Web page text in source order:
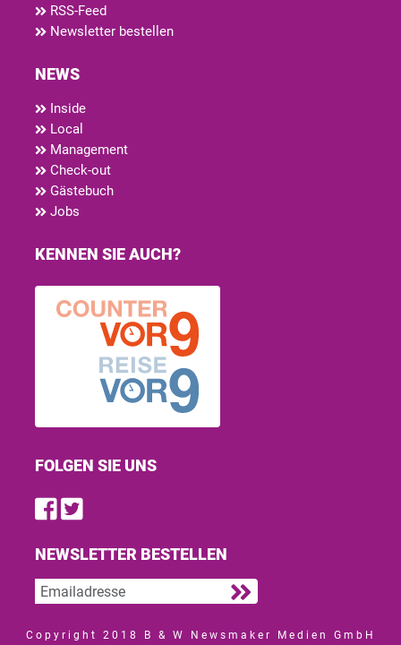
RSS-Feed
Newsletter bestellen
NEWS
Inside
Local
Management
Check-out
Gästebuch
Jobs
KENNEN SIE AUCH?
FOLGEN SIE UNS
Find us on Facebook
Follow us on Twitter
NEWSLETTER BESTELLEN
Copyright 2018 B & W Newsmaker Medien GmbH